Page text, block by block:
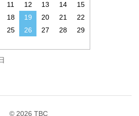
11 12 13 14
15
18 19 20 21
22
25 26 27 28
29
© 2026 TBC